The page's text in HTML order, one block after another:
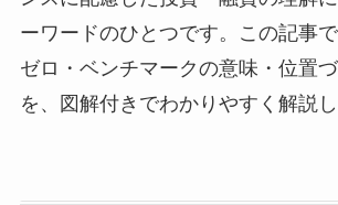
ーワードのひとつです。この記事
ゼロ・ベンチマークの意味・位置
を、図解付きでわかりやすく解説し